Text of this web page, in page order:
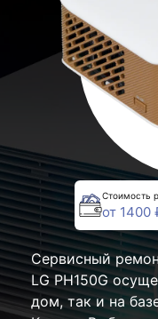
Стоимость
от 1400
Сервисный
LG PH150G
дом, так и на